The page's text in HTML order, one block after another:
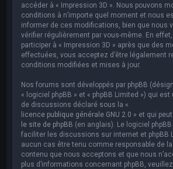
accéder à « Impression 3D ». Nous pouvons
conditions à n’importe quel moment et nous
informer de ces modifications, bien que nous
vérifier régulièrement par vous-même. En
participer à « Impression 3D » après que des
effectuées, vous acceptez d’être légalement
conditions modifiées et mises à jour.
Nos forums sont développés par phpBB
« logiciel phpBB » et « phpBB Limited ») qui
de discussions déclaré sous la «
licence publique générale GNU 2.0 » et qui
le site de phpBB (en anglais). Le logiciel
faciliter les discussions sur internet et phpBB
aucun cas être tenu comme responsable de
contenu que nous acceptons et que nous
plus d’informations concernant phpBB,